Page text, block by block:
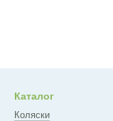
Каталог
Коляски